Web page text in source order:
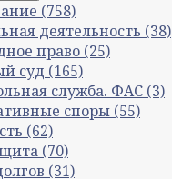
(758)
деятельность (38)
право (25)
суд (165)
служба. ФАС (3)
споры (55)
(62)
(70)
(31)